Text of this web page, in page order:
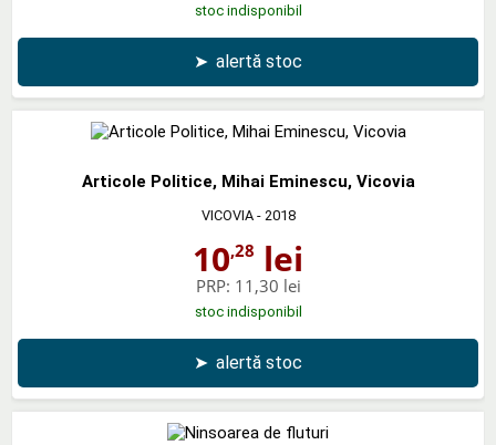
stoc indisponibil
➤ alertă stoc
Articole Politice, Mihai Eminescu, Vicovia
VICOVIA- 2018
10,28 lei
PRP: 11,30 lei
stoc indisponibil
➤ alertă stoc